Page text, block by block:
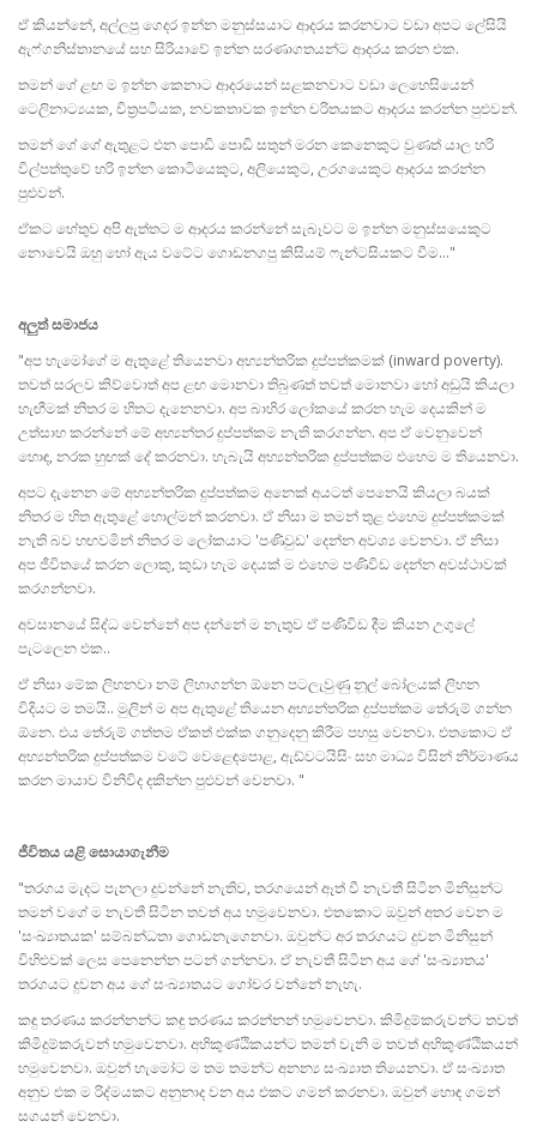
ඒ කියන්නේ, අල්ලපු ගෙදර ඉන්න මනුස්සයාට ආදරය කරනවාට වඩා අපට ලේසියි
ඇෆ්ගනිස්තානයේ සහ සිරියාවේ ඉන්න සරණාගතයන්ට ආදරය කරන එක.
තමන් ගේ ළඟ ම ඉන්න කෙනාට ආදරයෙන් සළකනවාට වඩා ලෙහෙසියෙන්
ටෙලිනාට්‍යයක, චිත්‍රපටියක, නවකතාවක ඉන්න චරිතයකට ආදරය කරන්න පුළුවන්.
තමන් ගේ ගේ ඇතුළට එන පොඩි පොඩි සතුන් මරන කෙනෙකුට වුණත් යාල හරි
විල්පත්තුවේ හරි ඉන්න කොටියෙකුට, අලියෙකුට, උරගයෙකුට ආදරය කරන්න
පුළුවන්.
ඒකට හේතුව අපි ඇත්තට ම ආදරය කරන්නේ සැබෑවට ම ඉන්න මනුස්සයෙකුට
නොවෙයි ඔහු හෝ ඇය වටේට ගොඩනගපු කිසියම් ෆැන්ටසියකට වීම..."
අලුත් සමාජය
"අප හැමෝගේ ම ඇතුළේ තියෙනවා අභ්‍යන්තරික දුප්පත්කමක් (inward poverty).
තවත් සරලව කිව්වොත් අප ළඟ මොනවා තිබුණත් තවත් මොනවා හෝ අඩුයි කියලා
හැඟීමක් නිතර ම හිතට දැනෙනවා. අප බාහිර ලෝකයේ කරන හැම දෙයකින් ම
උත්සාහ කරන්නේ මේ අභ්‍යන්තර දුප්පත්කම නැති කරගන්න. අප ඒ වෙනුවෙන්
හොඳ, නරක හුඟක් දේ කරනවා. හැබැයි අභ්‍යන්තරික දුප්පත්කම එහෙම ම තියෙනවා.
අපට දැනෙන මේ අභ්‍යන්තරික දුප්පත්කම අනෙක් අයටත් පෙනෙයි කියලා බයක්
නිතර ම හිත ඇතුළේ හොල්මන් කරනවා. ඒ නිසා ම තමන් තුළ එහෙම දුප්පත්කමක්
නැති බව හඟවමින් නිතර ම ලෝකයාට 'පණිවුඩ' දෙන්න අවශ්‍ය වෙනවා. ඒ නිසා
අප ජීවිතයේ කරන ලොකු, කුඩා හැම දෙයක් ම එහෙම පණිවිඩ දෙන්න අවස්ථාවක්
කරගන්නවා.
අවසානයේ සිද්ධ වෙන්නේ අප දන්නේ ම නැතුව ඒ පණිවිඩ දීම කියන උගුලේ
පැටලෙන එක..
ඒ නිසා මේක ලිහනවා නම් ලිහාගන්න ඕනෙ පටලැවුණු නූල් බෝලයක් ලිහන
විදියට ම තමයි.. මුලින් ම අප ඇතුළේ තියෙන අභ්‍යන්තරික දුප්පත්කම තේරුම් ගන්න
ඕනෙ. එය තේරුම් ගත්තම ඒකත් එක්ක ගනුදෙනු කිරීම පහසු වෙනවා. එතකොට ඒ
අභ්‍යන්තරික දුප්පත්කම වටේ වෙළෙඳපොළ, ඇඩ්වටයිසිං සහ මාධ්‍ය විසින් නිර්මාණය
කරන මායාව විනිවිද දකින්න පුළුවන් වෙනවා. "
ජීවිතය යළි සොයාගැනීම
"තරගය මැදට පැනලා දුවන්නේ නැතිව, තරගයෙන් ඈත් වී නැවතී සිටින මිනිසුන්ට
තමන් වගේ ම නැවතී සිටින තවත් අය හමුවෙනවා. එතකොට ඔවුන් අතර වෙන ම
'සංඛ්‍යාතයක' සම්බන්ධතා ගොඩනැගෙනවා. ඔවුන්ට අර තරගයට දුවන මිනිසුන්
විහිළුවක් ලෙස පෙනෙන්න පටන් ගන්නවා. ඒ නැවතී සිටින අය ගේ 'සංඛ්‍යාතය'
තරගයට දුවන අය ගේ සංඛ්‍යාතයට ගෝචර වන්නේ නැහැ.
කඳු තරණය කරන්නන්ට කඳු තරණය කරන්නන් හමුවෙනවා. කිමිදුම්කරුවන්ට තවත්
කිමිදුම්කරුවන් හමුවෙනවා. අහිකුණ්ඨිකයන්ට තමන් වැනි ම තවත් අහිකුණ්ඨිකයන්
හමුවෙනවා. ඔවුන් හැමෝට ම තම තමන්ට අනන්‍ය සංඛ්‍යාත තියෙනවා. ඒ සංඛ්‍යාත
අනුව එක ම රිද්මයකට අනුනාද වන අය එකට ගමන් කරනවා. ඔවුන් හොඳ ගමන්
සගයන් වෙනවා.